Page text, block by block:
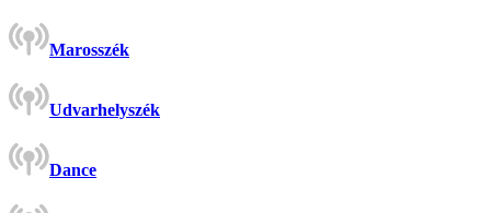
Marosszék
Udvarhelyszék
Dance